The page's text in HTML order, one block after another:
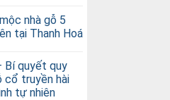
nhà gỗ 5
tại Thanh Hoá
Bí quyết quy
cổ truyền hài
tự nhiên